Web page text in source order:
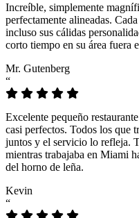
Increíble, simplemente
perfectamente alineadas.
incluso sus cálidas
corto tiempo en su área fuera
Mr. Gutenberg
“
Excelente pequeño
casi perfectos. Todos los que
juntos y el servicio lo refleja.
mientras trabajaba en Miami
del horno de leña.
Kevin
“